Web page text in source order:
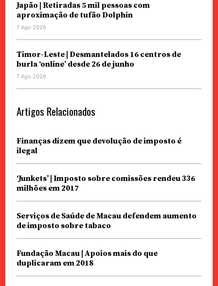
Japão | Retiradas 5 mil pessoas com
aproximação de tufão Dolphin
7 Ago 2026
Timor-Leste | Desmantelados 16 centros de
burla ‘online’ desde 26 de junho
7 Ago 2026
Artigos Relacionados
Finanças dizem que devolução de imposto é
ilegal
‘Junkets’ | Imposto sobre comissões rendeu 336
milhões em 2017
Serviços de Saúde de Macau defendem aumento
de imposto sobre tabaco
Fundação Macau | Apoios mais do que
duplicaram em 2018